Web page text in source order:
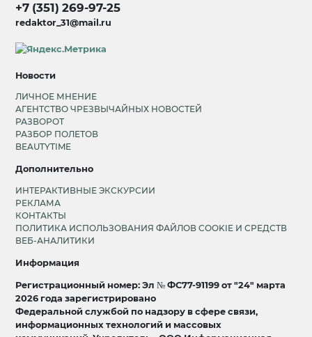
+7 (351) 269-97-25
redaktor_31@mail.ru
Новости
ЛИЧНОЕ МНЕНИЕ
АГЕНТСТВО ЧРЕЗВЫЧАЙНЫХ НОВОСТЕЙ
РАЗВОРОТ
РАЗБОР ПОЛЕТОВ
BEAUTYTIME
Дополнительно
ИНТЕРАКТИВНЫЕ ЭКСКУРСИИ
РЕКЛАМА
КОНТАКТЫ
ПОЛИТИКА ИСПОЛЬЗОВАНИЯ ФАЙЛОВ COOKIE И СРЕДСТВ
ВЕБ-АНАЛИТИКИ
Информация
Регистрационный номер: Эл № ФС77-91199 от "24" марта
2026 года зарегистрировано
Федеральной службой по надзору в сфере связи,
информационных технологий и массовых